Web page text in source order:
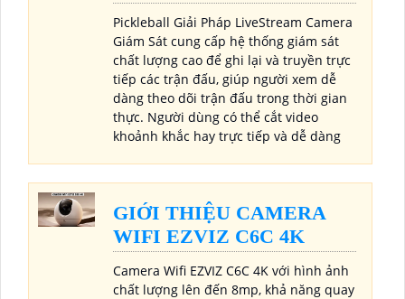
Pickleball Giải Pháp LiveStream Camera
Giám Sát cung cấp hệ thống giám sát
chất lượng cao để ghi lại và truyền trực
tiếp các trận đấu, giúp người xem dễ
dàng theo dõi trận đấu trong thời gian
thực. Người dùng có thể cắt video
khoảnh khắc hay trực tiếp và dễ dàng
GIỚI THIỆU CAMERA
WIFI EZVIZ C6C 4K
Camera Wifi EZVIZ C6C 4K với hình ảnh
chất lượng lên đến 8mp, khả năng quay